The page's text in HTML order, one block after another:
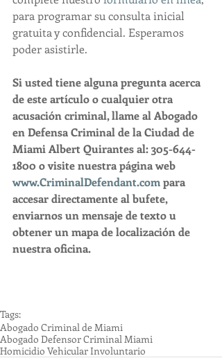
para programar su consulta inicial
gratuita y confidencial. Esperamos
poder asistirle.
Si usted tiene alguna pregunta acerca
de este artículo o cualquier otra
acusación criminal, llame al Abogado
en Defensa Criminal de la Ciudad de
Miami Albert Quirantes al: 305-644-
1800 o visite nuestra página web
www.CriminalDefendant.com para
accesar directamente al bufete,
enviarnos un mensaje de texto u
obtener un mapa de localización de
nuestra oficina.
Tags:
Abogado Criminal de Miami
Abogado Defensor Criminal Miami
Homicidio Vehicular Involuntario